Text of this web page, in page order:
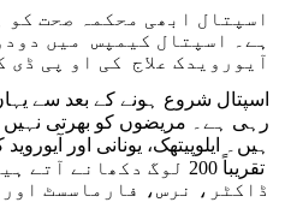
اسپتال ابھی محکمہ صحت کو
ہے۔ اسپتال کیمپس میں
آیورویدک علاج کی او پی ڈی
اسپتال شروع ہونے کے بعد سے
رہی ہے۔ مریضوں کو بھرتی نہیں
ہیں۔ ایلوپیتھک، یونانی اور
تقریباً 200 لوگ دکھانے
ڈاکٹر، نرس، فارماسسٹ